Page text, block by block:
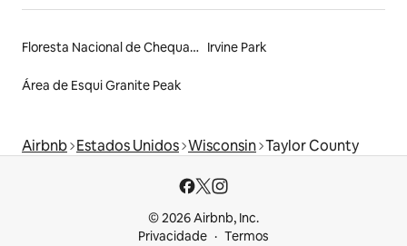
Floresta Nacional de Chequamegon Irvine Park
Área de Esqui Granite Peak
Airbnb Estados Unidos Wisconsin Taylor County
© 2026 Airbnb, Inc.
Privacidade
Termos